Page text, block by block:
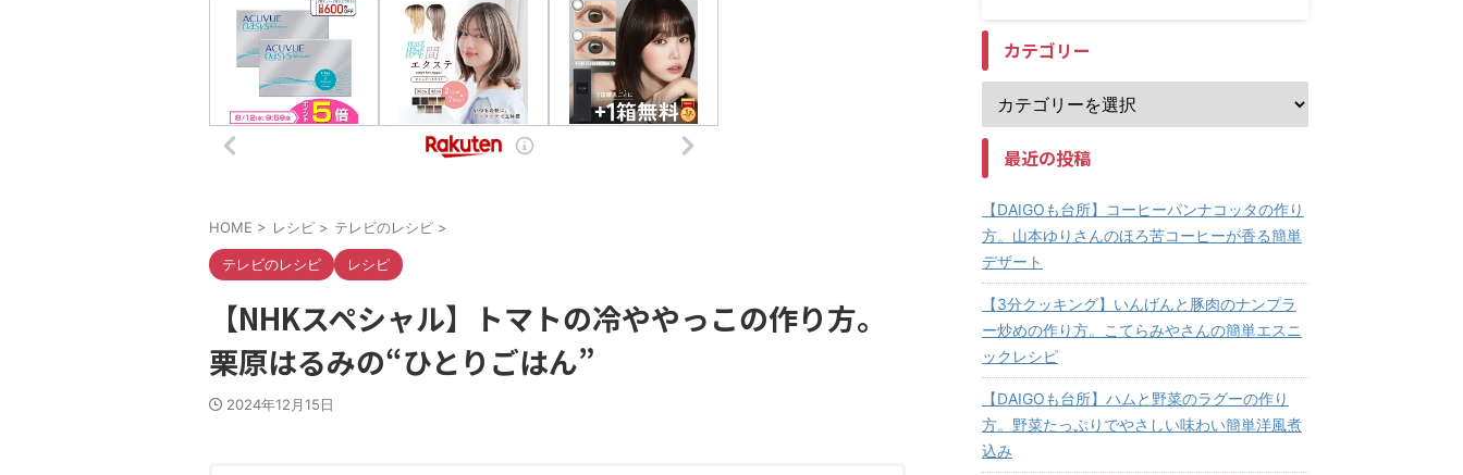
HOME > レシピ > テレビのレシピ >
テレビのレシピ レシピ
【NHKスペシャル】トマトの冷ややっこの作り方。
栗原はるみの“ひとりごはん”
2024年12月15日
カテゴリー
最近の投稿
【DAIGOも台所】コーヒーパンナコッタの作り
方。山本ゆりさんのほろ苦コーヒーが香る簡単
デザート
【3分クッキング】いんげんと豚肉のナンプラ
ー炒めの作り方。こてらみやさんの簡単エスニ
ックレシピ
【DAIGOも台所】ハムと野菜のラグーの作り
方。野菜たっぷりでやさしい味わい簡単洋風煮
込み